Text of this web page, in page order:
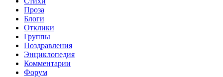
Проза
Блоги
Отклики
Группы
Поздравления
Энциклопедия
Комментарии
Форум